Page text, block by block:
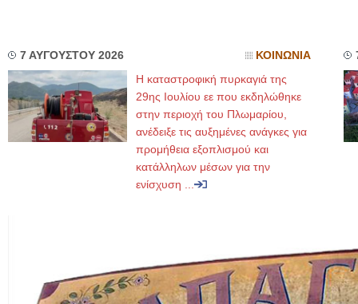
7 ΑΥΓΟΥΣΤΟΥ 2026 ΚΟΙΝΩΝΙΑ
Η καταστροφική πυρκαγιά της
29ης Ιουλίου εε που εκδηλώθηκε
στην περιοχή του Πλωμαρίου,
ανέδειξε τις αυξημένες ανάγκες για
προμήθεια εξοπλισμού και
κατάλληλων μέσων για την
ενίσχυση ...